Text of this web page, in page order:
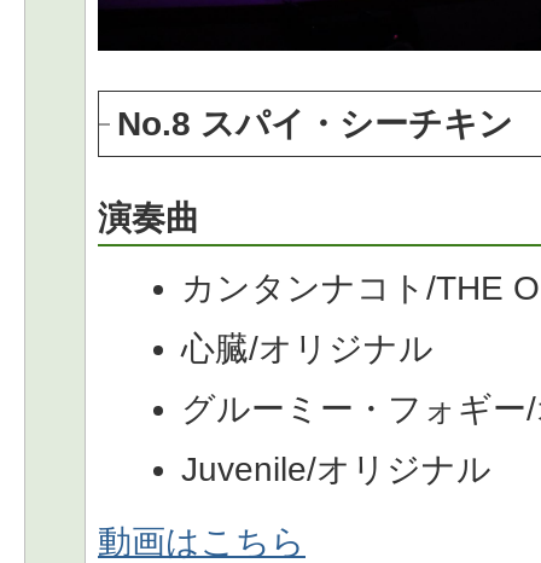
No.8 スパイ・シーチキン
演奏曲
カンタンナコト/THE
心臓/オリジナル
グルーミー・フォギー
Juvenile/オリジナル
動画はこちら